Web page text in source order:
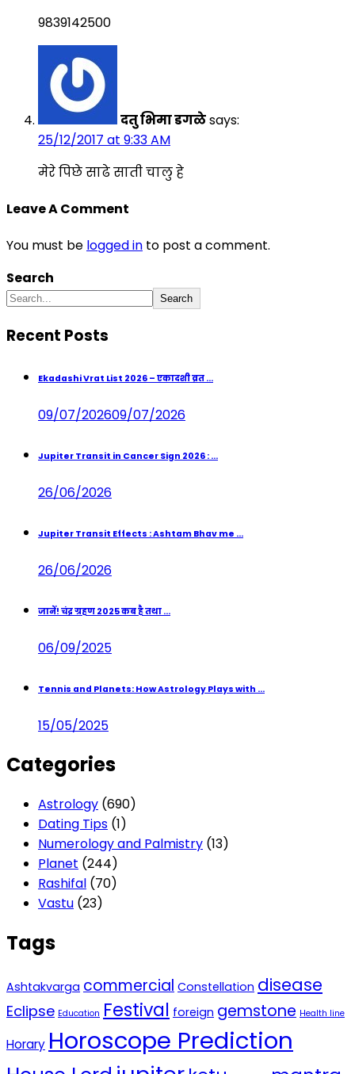
9839142500
दतु भिमा डगळेsays:
25/12/2017 at 9:33 AM
मेरे पिछे साढे साती चालु हे
Leave A Comment
You must be logged in to post a comment.
Search
Search
Recent Posts
Ekadashi Vrat List 2026 – एकादशी व्रत ...
09/07/202609/07/2026
Jupiter Transit in Cancer Sign 2026 : ...
26/06/2026
Jupiter Transit Effects : Ashtam Bhav me ...
26/06/2026
जानें! चंद्र ग्रहण 2025 कब है तथा ...
06/09/2025
Tennis and Planets: How Astrology Plays with ...
15/05/2025
Categories
Astrology (690)
Dating Tips (1)
Numerology and Palmistry (13)
Planet (244)
Rashifal (70)
Vastu (23)
Tags
Ashtakvarga commercial Constellation disease
Eclipse Education Festival foreign gemstone Health line
Horary Horoscope Prediction